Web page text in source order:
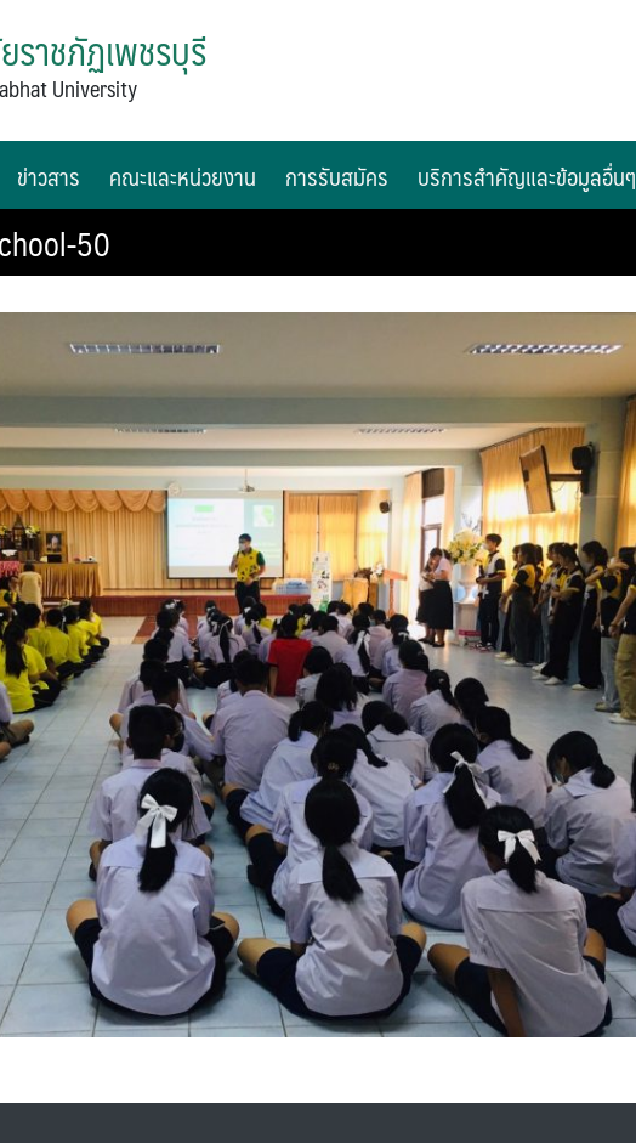
ราชภัฏเพชรบุรี
University
ข่าวสาร คณะและหน่วยงาน การรับสมัคร บริการสำคัญและข้อมูลอื่นๆ
50